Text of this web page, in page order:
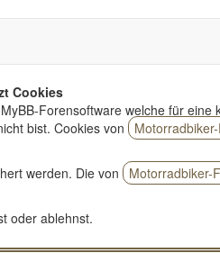
Cookies
Forensoftware welche für
bist. Cookies von
werden. Die von
Motorradbiker-
oder ablehnst.